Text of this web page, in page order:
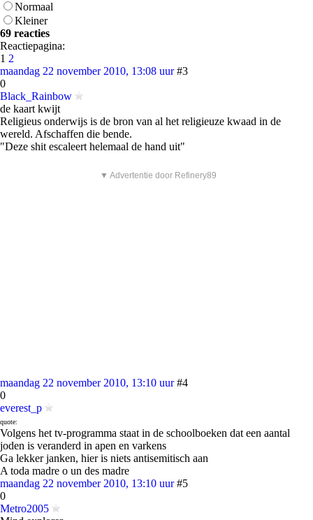
Normaal
Kleiner
69 reacties
Reactiepagina:
1 2
maandag 22 november 2010, 13:08 uur #3
0
Black_Rainbow
de kaart kwijt
Religieus onderwijs is de bron van al het religieuze kwaad in de
wereld. Afschaffen die bende.
"Deze shit escaleert helemaal de hand uit"
▼ Advertentie door Refinery89
maandag 22 november 2010, 13:10 uur #4
0
everest_p
quote:
Volgens het tv-programma staat in de schoolboeken dat een aantal
joden is veranderd in apen en varkens
Ga lekker janken, hier is niets antisemitisch aan
A toda madre o un des madre
maandag 22 november 2010, 13:10 uur #5
0
Metro2005